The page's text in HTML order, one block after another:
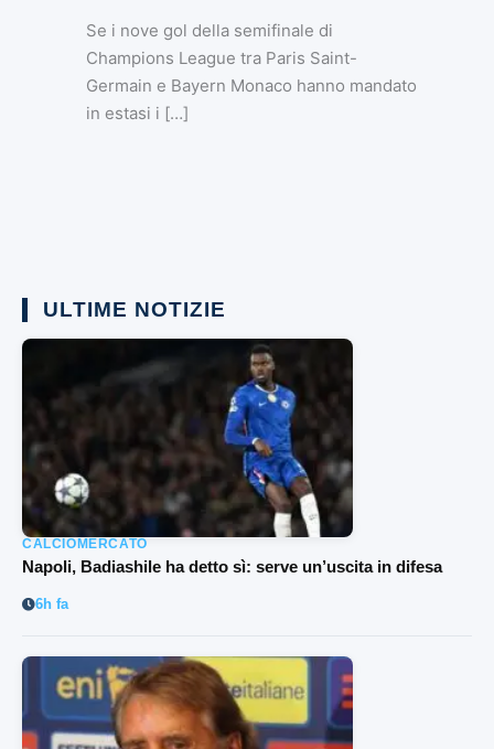
Se i nove gol della semifinale di
Champions League tra Paris Saint-
Germain e Bayern Monaco hanno mandato
in estasi i […]
ULTIME NOTIZIE
CALCIOMERCATO
Napoli, Badiashile ha detto sì: serve un’uscita in difesa
6h fa